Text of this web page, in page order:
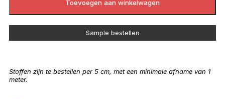
Toevoegen aan winkelwagen
Sample bestellen
Stoffen zijn te bestellen per 5 cm, met een minimale afname van 1
meter.